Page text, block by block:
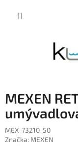
MEXEN
MEX-73210-50
Značka: MEXEN